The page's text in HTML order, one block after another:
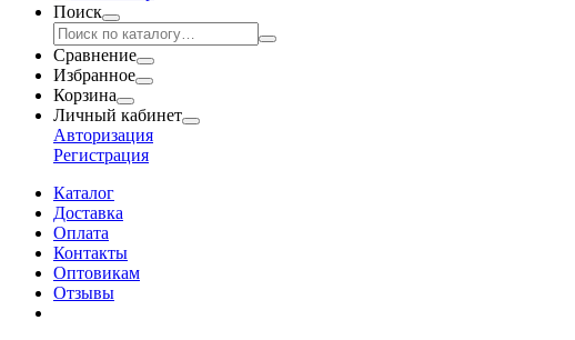
Поиск
Сравнение
Избранное
Корзина
Личный кабинет
Авторизация
Регистрация
Каталог
Доставка
Оплата
Контакты
Оптовикам
Отзывы